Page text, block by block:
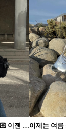
그 시절 아빠 카라티?👕👨🏻 이젠 나만의 감각으로 새롭게 연출하세요!이제는 여름